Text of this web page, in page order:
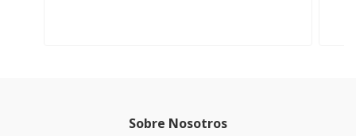
Sobre Nosotros